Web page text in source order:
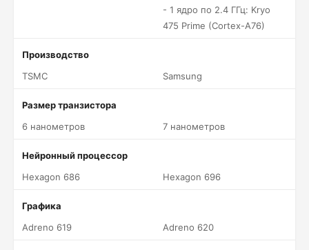
- 1 ядро по 2.4 ГГц: Kryo
475 Prime (Cortex-A76)
Производство
TSMC
Samsung
Размер транзистора
6 нанометров
7 нанометров
Нейронный процессор
Hexagon 686
Hexagon 696
Графика
Adreno 619
Adreno 620